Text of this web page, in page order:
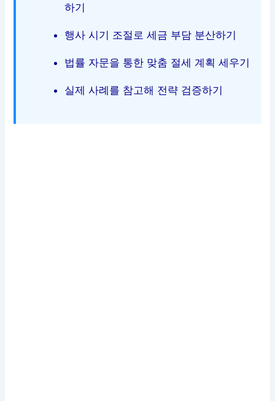
하기
행사 시기 조절로 세금 부담 분산하기
법률 자문을 통한 맞춤 절세 계획 세우기
실제 사례를 참고해 전략 검증하기